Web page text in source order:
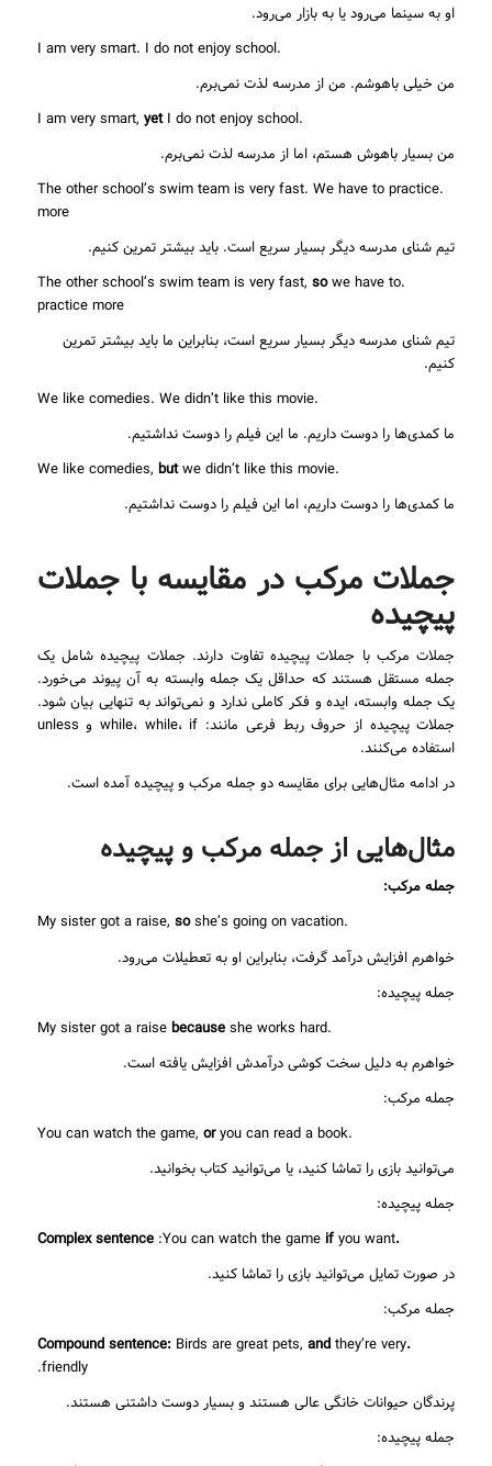
او به سینما می‌رود یا به بازار می‌رود.
.I am very smart. I do not enjoy school
من خیلی باهوشم. من از مدرسه لذت نمی‌برم.
.I am very smart,
yetI do not enjoy school
من بسیار باهوش هستم، اما از مدرسه لذت نمی‌برم.
.The other school’s swim team is very fast. We have to practice
more
تیم شنای مدرسه دیگر بسیار سریع است. باید بیشتر تمرین کنیم.
.The other school’s swim team is very fast,
sowe have to
practice more
تیم شنای مدرسه دیگر بسیار سریع است، بنابراین ما باید بیشتر تمرین
کنیم.
.We like comedies. We didn’t like this movie
ما کمدی‌ها را دوست داریم. ما این فیلم را دوست نداشتیم.
.We like comedies,
butwe didn’t like this movie
ما کمدی‌ها را دوست داریم، اما این فیلم را دوست نداشتیم.
جملات مرکب در مقایسه با جملات
پیچیده
جملات مرکب با جملات پیچیده تفاوت دارند. جملات پیچیده شامل یک
جمله مستقل هستند که حداقل یک جمله وابسته به آن پیوند می‌خورد.
یک جمله وابسته، ایده و فکر کاملی ندارد و نمی‌تواند به تنهایی بیان شود.
جملات پیچیده از حروف ربط فرعی مانند: while، while، if و unless
استفاده می‌کنند.
در ادامه مثال‌هایی برای مقایسه دو جمله مرکب و پیچیده آمده است.
مثال‌هایی از جمله مرکب و پیچیده
جملهمرکب:
.My sister got a raise,
soshe’s going on vacation
خواهرم افزایش درآمد گرفت، بنابراین او به تعطیلات می‌رود.
جمله پیچیده:
.My sister got a raise
becauseshe works hard
خواهرم به دلیل سخت کوشی درآمدش افزایش یافته است.
جمله مرکب:
.You can watch the game,
oryou can read a book
می‌توانید بازی را تماشا کنید، یا می‌توانید کتاب بخوانید.
جمله پیچیده:
.Complex sentence
:You can watch the gameifyou want
در صورت تمایل می‌توانید بازی را تماشا کنید.
جمله مرکب:
.Compound sentence:
Birds are great pets, andthey’re very
friendly.
پرندگان حیوانات خانگی عالی هستند و بسیار دوست داشتنی هستند.
جمله پیچیده: